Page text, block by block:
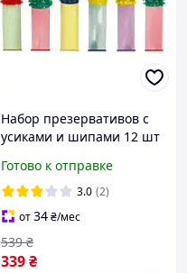
Набор презервативов с
усиками и шипами 12 шт
разнообразные
необычные с
дополнительной
стимуляцией
Готово к отправке
3.0 (2)
от34₴/мес
339₴
539 ₴